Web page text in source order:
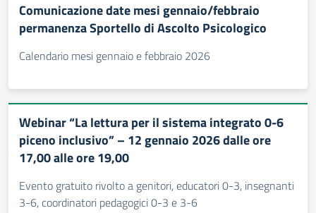
Comunicazione date mesi gennaio/febbraio
permanenza Sportello di Ascolto Psicologico
Calendario mesi gennaio e febbraio 2026
Webinar “La lettura per il sistema integrato 0-6
piceno inclusivo” – 12 gennaio 2026 dalle ore
17,00 alle ore 19,00
Evento gratuito rivolto a genitori, educatori 0-3, insegnanti
3-6, coordinatori pedagogici 0-3 e 3-6